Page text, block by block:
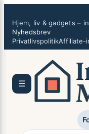
indhold
Hjem, liv & gadgets –
Nyhedsbrev
PrivatlivspolitikAffiliate-
☰